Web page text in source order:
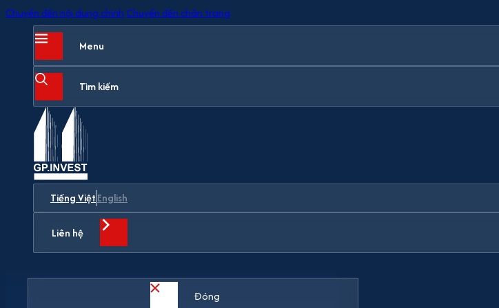
Chuyển đến nội dung chính Chuyển đến chân trang
Menu
Tìm kiếm
Tiếng ViệtEnglish
Liên hệ
Đóng